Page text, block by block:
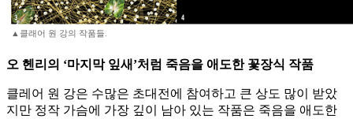
▲클래어 원 강의 작품들.
오 헨리의 ‘마지막 잎새’처럼 죽음을 애도한 꽃장식 작품
클레어 원 강은 수많은 초대전에 참여하고 큰 상도 많이 받았
지만 정작 가슴에 가장 깊이 남아 있는 작품은 죽음을 애도한